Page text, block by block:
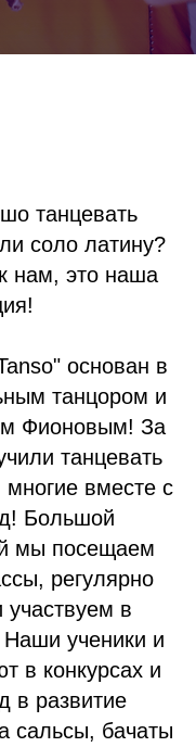
танцевать
соло латину?
нам, это наша
основан в
танцором и
Фионовым! За
танцевать
вместе с
Большой
мы посещаем
регулярно
участвуем в
Наши ученики и
в конкурсах и
в развитие
сальсы, бачаты